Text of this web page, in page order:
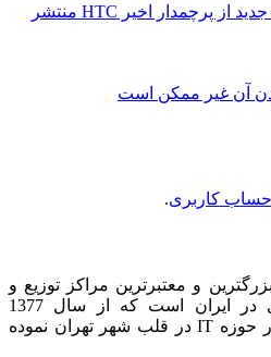
تصاویر و مشخصات یک نسخه جدید از پرچمدار اخیر HTC منتشر
آن غیر ممکن است
حساب کاربری.
و معتبرترین مراکز توزیع و
فروش محصولات کامپیوتری در ایران است که از سال 1377
تاسیس و شروع به فعالیت در حوزه IT در قلب شهر تهران نموده